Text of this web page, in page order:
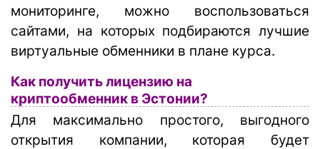
мониторинге, можно воспользоваться
сайтами, на которых подбираются лучшие
виртуальные обменники в плане курса.
Как получить лицензию на
криптообменник в Эстонии?
Для максимально простого, выгодного
открытия компании, которая будет